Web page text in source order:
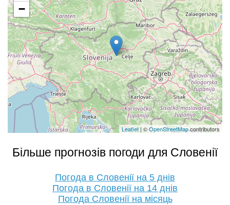
−
Leaflet | ©OpenStreetMapcontributors
Більше прогнозів погоди для Словенії
Погода в Словенії на 5 днів
Погода в Словенії на 14 днів
Погода Словенії на місяць